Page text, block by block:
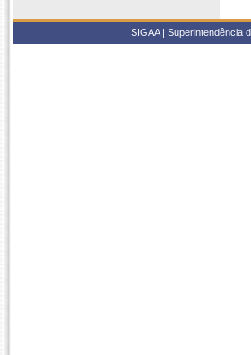
SIGAA | Superintendência